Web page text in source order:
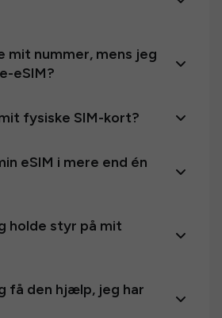
mit nummer, mens jeg
eSIM?
fysiske SIM-kort?
eSIM i mere end én
holde styr på mit
få den hjælp, jeg har